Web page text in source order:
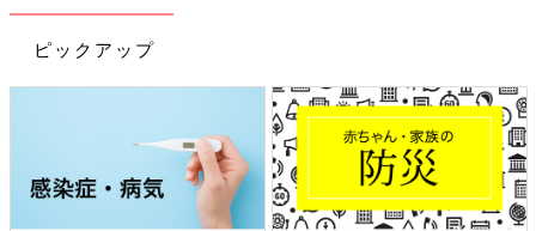
ピックアップ